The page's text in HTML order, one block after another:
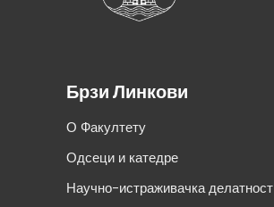
Брзи Линкови
О Факултету
Одсеци и катедре
Научно-истраживачка делатност